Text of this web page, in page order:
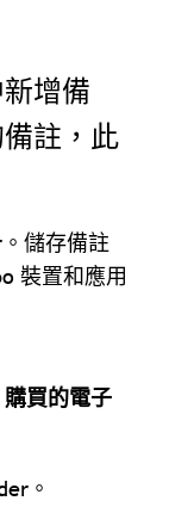
增備
註，此
儲存備註
裝置和應用
買的電子
。